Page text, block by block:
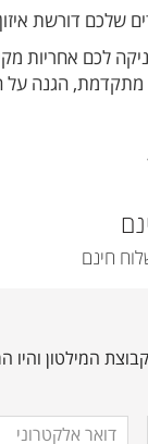
שלכם דורשת
לכם אחריות
מתקדמת, הגנה
חינם
המילטון
דואר